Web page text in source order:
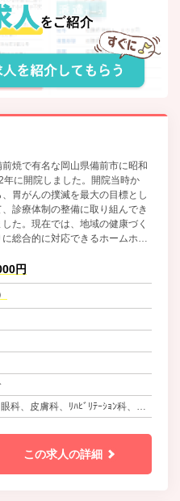
前焼で有名な岡山県備前市に昭和
年に開院しました。開院当時か
、胃がんの撲滅を最大の目標とし
、診療体制の整備に取り組んでき
した。現在では、地域の健康づく
に総合的に対応できるホームホス
広い要望に対応しています。がん
はじめとする病気の早期発見を目
し、レントゲンや内視鏡検査、超
波検査など、各種検査体制の充実
円
科、皮膚科、ﾘﾊﾋﾞﾘﾃｰｼｮﾝ科、麻
この求人の詳細